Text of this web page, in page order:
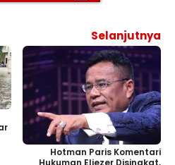
Selanjutnya
Hotman Paris Komentari
Hukuman Eliezer Disingkat,